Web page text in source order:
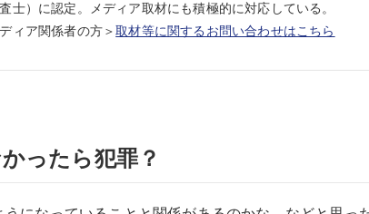
士）に認定。メディア取材にも積極的に対応している。
ィア関係者の方＞取材等に関するお問い合わせはこちら
ったら犯罪？